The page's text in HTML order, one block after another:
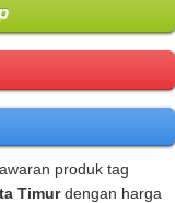
produk tag
Timurdengan harga